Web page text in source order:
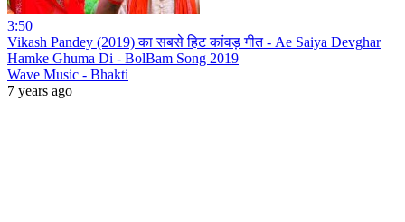
3:50
Vikash Pandey (2019) का सबसे हिट कांवड़ गीत - Ae Saiya Devghar
Hamke Ghuma Di - BolBam Song 2019
Wave Music - Bhakti
7 years ago